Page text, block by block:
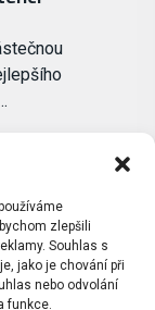
zlepšili
Souhlas s
jako je chování při
nebo odvolání
funkce.